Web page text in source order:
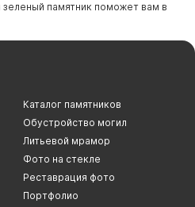
памятник поможет вам в
Каталог памятников
Обустройство могил
Литьевой мрамор
Фото на стекле
Реставрация фото
Портфолио